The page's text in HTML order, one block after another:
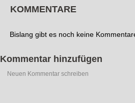
KOMMENTARE
Bislang gibt es noch keine
Kommentar hinzufügen
Neuen Kommentar schreiben